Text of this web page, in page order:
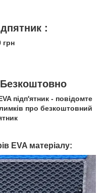
:
грн
Безкоштовно
підп'ятник - повідомте
про безкоштовний
EVA матеріалу: